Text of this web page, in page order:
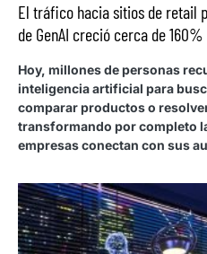
El tráfico hacia sitios de retail
de GenAI creció cerca de 160%
Hoy, millones de personas
inteligencia artificial para
comparar productos o
transformando por completo
empresas conectan con sus